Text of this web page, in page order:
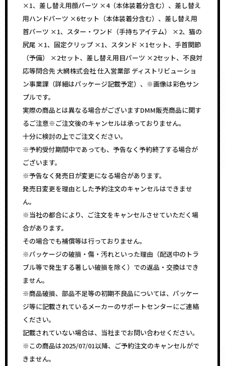
×1、差し替え用顔パーツ ×4（本体装着分含む）、差し替え
用ハンドパーツ ×6セット（本体装着分含む）、差し替え用
首パーツ ×1、スター・ワンド（手持ちアイテム） ×2、猫の
尻尾 ×1、固定クリップ ×1、スタンド ×1セット、手首関節
（予備） ×2セット、差し替え用目パーツ ×2セット、不良対
応等問合先 大網株式会社 仕入営業部 ディストリビューショ
ン事業課（詳細はパッケージ記載予定）、※画像は彩色サン
プルです。
実際の商品とは異なる場合がございますDMM販売商品に関す
るご注意※ご注文後のキャンセルは承っておりません。
十分に検討の上でご注文ください。
※予約受付期間中であっても、予告なく予約終了する場合が
ございます。
※予告なく発売日が変更になる場合があります。
発売日変更を理由とした予約注文のキャンセルはできませ
ん。
※当社の都合により、ご注文をキャンセルさせていただく場
合があります。
その場合でも補償等は行っておりません。
※パッケージの破損・傷・汚れといった理由（配送中のトラ
ブル等で発生する著しい破損を除く）での返品・交換はでき
ません。
※商品破損、部品不足等の初期不良品については、パッケー
ジ等に記載されているメーカーのサポートセンターにご連絡
ください。
記載されていない場合は、当社までお問い合わせください。
※この商品は2025/07/01以降、ご予約注文のキャンセルがで
きません。